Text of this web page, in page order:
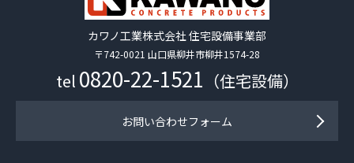
カワノ工業株式会社 住宅設備事業部
〒742-0021 山口県柳井市柳井1574-28
tel 0820-22-1521 （住宅設備）
お問い合わせフォーム